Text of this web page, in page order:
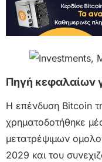
Πηγή κεφαλαίων
Η επένδυση Bitcoin
χρηματοδοτήθηκε
μετατρέψιμων
2029 και του